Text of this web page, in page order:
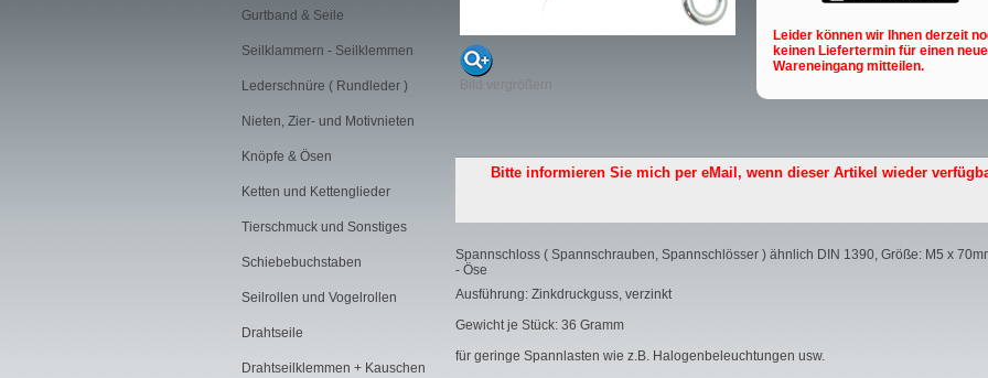
Gurtband & Seile
Seilklammern - Seilklemmen
Lederschnüre ( Rundleder )
Nieten, Zier- und Motivnieten
Knöpfe & Ösen
Ketten und Kettenglieder
Tierschmuck und Sonstiges
Schiebebuchstaben
Seilrollen und Vogelrollen
Drahtseile
Drahtseilklemmen + Kauschen
Bild vergrößern
Leider können wir Ihnen derzeit
keinen Liefertermin für einen
Wareneingang mitteilen.
Bitte informieren Sie mich per eMail, wenn dieser Artikel wieder
Spannschloss ( Spannschrauben, Spannschlösser ) ähnlich DIN 1390, Größe: M5 x
- Öse
Ausführung: Zinkdruckguss, verzinkt
Gewicht je Stück: 36 Gramm
für geringe Spannlasten wie z.B. Halogenbeleuchtungen usw.